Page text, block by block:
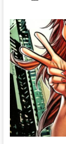
es
Frank
Castle?
(II)